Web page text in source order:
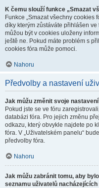
K čemu slouží funkce „Smazat
Funkce „Smazat všechny cookies
díky kterým zůstáváte přihlášen
můžou být v cookies uloženy
ještě ne. Pokud máte problém s
cookies fóra může pomoci.
Nahoru
Předvolby a nastavení
Jak můžu změnit svoje
Pokud jste se ve fóru
databázi fóra. Pro jejich změnu
odkazu, který obvykle najdete po
fóra. V „Uživatelském panelu“
předvolby fóra.
Nahoru
Jak můžu zabránit tomu, aby
seznamu uživatelů